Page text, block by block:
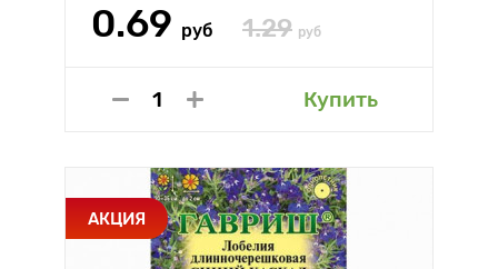
0.69 руб 1.29 руб
Купить
АКЦИЯ